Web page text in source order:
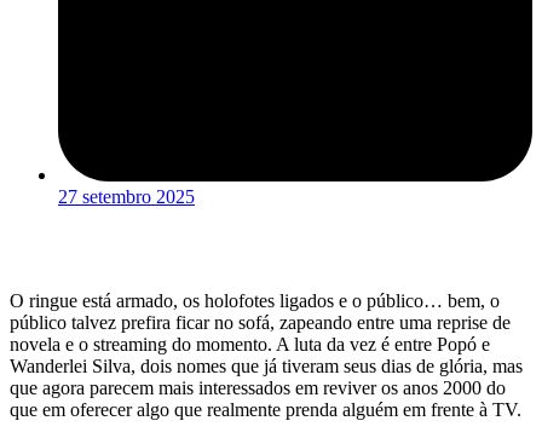
27 setembro 2025
O ringue está armado, os holofotes ligados e o público… bem, o
público talvez prefira ficar no sofá, zapeando entre uma reprise de
novela e o streaming do momento. A luta da vez é entre Popó e
Wanderlei Silva, dois nomes que já tiveram seus dias de glória, mas
que agora parecem mais interessados em reviver os anos 2000 do
que em oferecer algo que realmente prenda alguém em frente à TV.